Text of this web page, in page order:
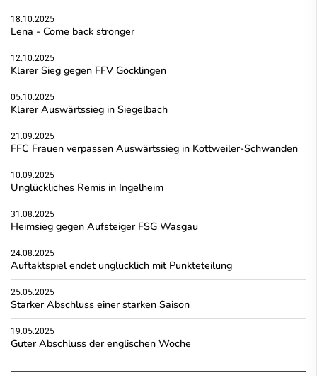
18.10.2025
Lena - Come back stronger
12.10.2025
Klarer Sieg gegen FFV Göcklingen
05.10.2025
Klarer Auswärtssieg in Siegelbach
21.09.2025
FFC Frauen verpassen Auswärtssieg in Kottweiler-Schwanden
10.09.2025
Unglückliches Remis in Ingelheim
31.08.2025
Heimsieg gegen Aufsteiger FSG Wasgau
24.08.2025
Auftaktspiel endet unglücklich mit Punkteteilung
25.05.2025
Starker Abschluss einer starken Saison
19.05.2025
Guter Abschluss der englischen Woche